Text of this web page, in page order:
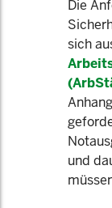
Die
sich
und